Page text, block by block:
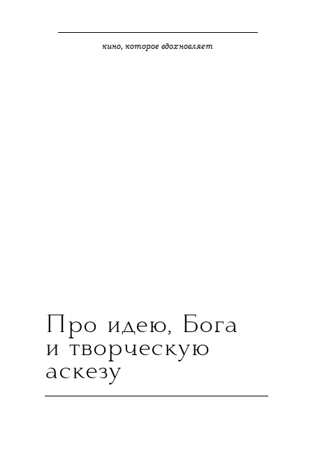
кино, которое вдохновляет
Про идею, Бога
и творческую
аскезу